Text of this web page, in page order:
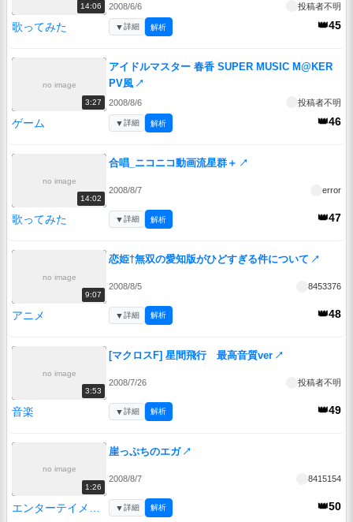
14:06 2008/6/6 投稿者不明
歌ってみた 👑45
▼詳細 解析
no image
3:27
アイドルマスター 春香 SUPER MUSIC M@KER
PV風 ↗
2008/8/6 投稿者不明
ゲーム 👑46
▼詳細 解析
no image
14:02
合唱_ニコニコ動画流星群＋ ↗
2008/8/7 error
歌ってみた 👑47
▼詳細 解析
no image
9:07
恋姫†無双の愛知版がひどすぎる件について ↗
2008/8/5 8453376
アニメ 👑48
▼詳細 解析
no image
3:53
[マクロスF] 星間飛行 最高音質ver ↗
2008/7/26 投稿者不明
音楽 👑49
▼詳細 解析
no image
1:26
崖っぷちのエガ ↗
2008/8/7 8415154
👑50
▼詳細 解析